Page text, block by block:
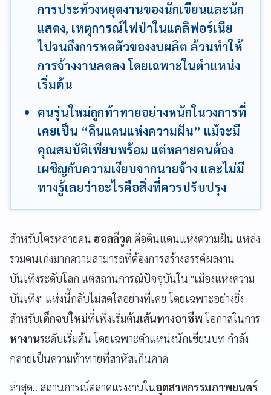
การประท้วงหยุดงานของนักเขียนและนัก
แสดง, เหตุการณ์ไฟป่าในแคลิฟอร์เนีย
ไปจนถึงการหดตัวของงบผลิต ล้วนทำให้
การจ้างงานลดลง โดยเฉพาะในตำแหน่ง
เริ่มต้น
คนรุ่นใหม่ถูกท้าทายอย่างหนักในวงการที่
เคยเป็น “ดินแดนแห่งความฝัน” แม้จะมี
คุณสมบัติเพียบพร้อม แต่หลายคนต้อง
เผชิญกับความเงียบจากนายจ้าง และไม่มี
ทางรู้เลยว่าอะไรคือสิ่งที่ควรปรับปรุง
สำหรับใครหลายคน ฮอลลีวูด คือดินแดนแห่งความฝัน แหล่ง
รวมคนเก่งมากความสามารถที่ต้องการสร้างสรรค์ผลงาน
บันเทิงระดับโลก แต่สถานการณ์ปัจจุบันใน "เมืองแห่งความ
บันเทิง" แห่งนี้กลับไม่สดใสอย่างที่เคย โดยเฉพาะอย่างยิ่ง
สำหรับเด็กจบใหม่ที่เพิ่งเริ่มต้นเส้นทางอาชีพโอกาสในการ
หางานระดับเริ่มต้น โดยเฉพาะตำแหน่งนักเขียนบท กำลัง
กลายเป็นความท้าทายที่สาหัสเกินคาด
ล่าสุด.. สถานการณ์ตลาดแรงงานในอุตสาหกรรมภาพยนตร์